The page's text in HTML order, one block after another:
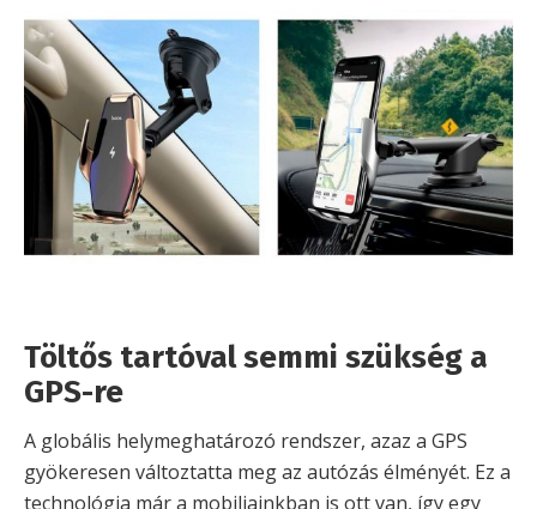
Töltős tartóval semmi szükség a
GPS-re
A globális helymeghatározó rendszer, azaz a GPS
gyökeresen változtatta meg az autózás élményét. Ez a
technológia már a mobiljainkban is ott van, így egy